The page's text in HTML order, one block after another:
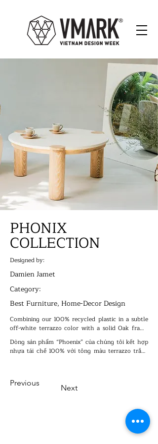
PHONIX
COLLECTION
Designed by:
Damien Jamet
Category:
Best Furniture, Home-Decor Design
Combining our 100% recycled plastic in a subtle
off-white terrazzo color with a solid Oak frame
(optional white-washed finish), our “Phoenix”
range of tables is suitable for residential and
hopitality use.
Dòng sản phẩm “Phoenix” của chúng tôi kết hợp
nhựa tái chế 100% với tông màu terrazzo trắng
dân dụng lẫn thương mại.
Previous
Next